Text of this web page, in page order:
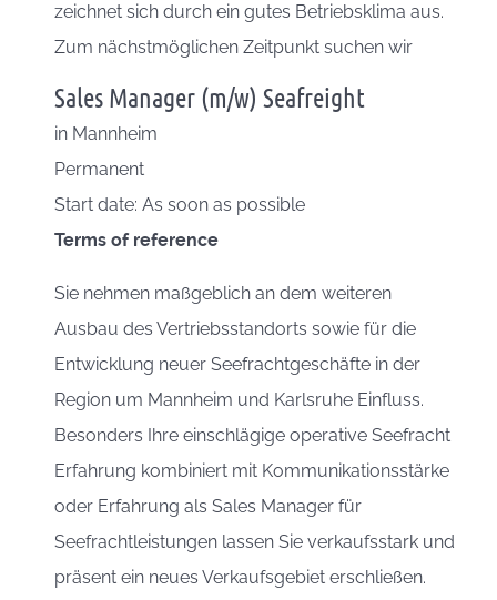
zeichnet sich durch ein gutes Betriebsklima aus.
Zum nächstmöglichen Zeitpunkt suchen wir
Sales Manager (m/w) Seafreight
in Mannheim
Permanent
Start date: As soon as possible
Terms of reference
Sie nehmen maßgeblich an dem weiteren
Ausbau des Vertriebsstandorts sowie für die
Entwicklung neuer Seefrachtgeschäfte in der
Region um Mannheim und Karlsruhe Einfluss.
Besonders Ihre einschlägige operative Seefracht
Erfahrung kombiniert mit Kommunikationsstärke
oder Erfahrung als Sales Manager für
Seefrachtleistungen lassen Sie verkaufsstark und
präsent ein neues Verkaufsgebiet erschließen.